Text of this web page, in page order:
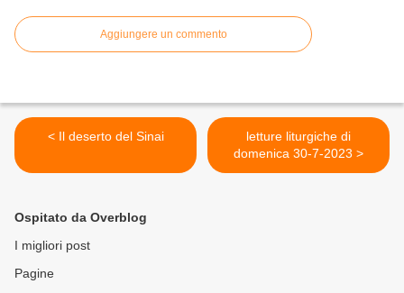
Aggiungere un commento
< Il deserto del Sinai
letture liturgiche di
domenica 30-7-2023 >
Ospitato da Overblog
I migliori post
Pagine